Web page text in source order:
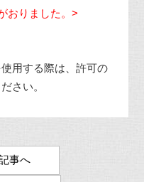
おりました。>
用する際は、許可の
さい。
事へ